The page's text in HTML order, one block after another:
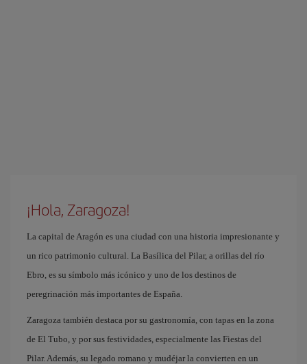
¡Hola, Zaragoza!
La capital de Aragón es una ciudad con una historia impresionante y
un rico patrimonio cultural. La Basílica del Pilar, a orillas del río
Ebro, es su símbolo más icónico y uno de los destinos de
peregrinación más importantes de España.
Zaragoza también destaca por su gastronomía, con tapas en la zona
de El Tubo, y por sus festividades, especialmente las Fiestas del
Pilar. Además, su legado romano y mudéjar la convierten en un